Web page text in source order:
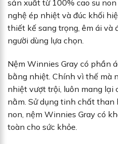
sản xuất từ 100% cao su
nghệ ép nhiệt và đúc khối
thiết kế sang trọng, êm ái và
người dùng lựa chọn.
Nệm Winnies Gray có phần
bằng nhiệt. Chính vì thế mà
nhiệt vượt trội, luôn mang lại
nằm. Sử dụng tinh chất
non, nệm Winnies Gray có
toàn cho sức khỏe.